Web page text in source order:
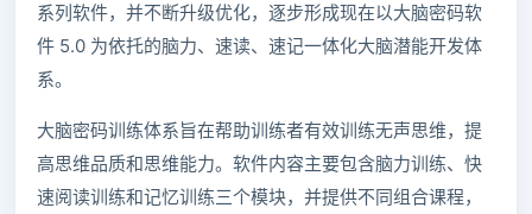
系列软件，并不断升级优化，逐步形成现在以大脑密码软
件 5.0 为依托的脑力、速读、速记一体化大脑潜能开发体
系。
大脑密码训练体系旨在帮助训练者有效训练无声思维，提
高思维品质和思维能力。软件内容主要包含脑力训练、快
速阅读训练和记忆训练三个模块，并提供不同组合课程，